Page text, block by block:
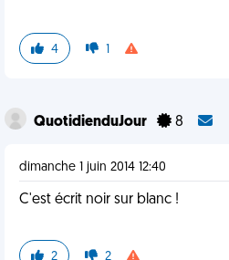
4 1
QuotidienduJour 8
dimanche 1 juin 2014 12:40
C'est écrit noir sur blanc !
2 2